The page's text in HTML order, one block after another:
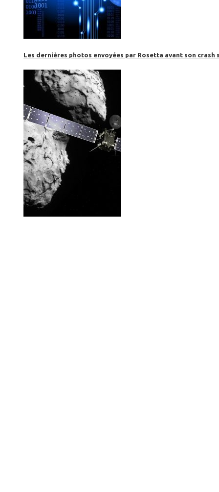
Les dernières photos envoyées par Rosetta avant son crash